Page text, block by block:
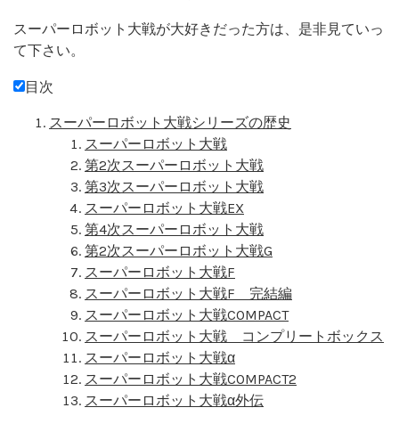
スーパーロボット大戦が大好きだった方は、是非見ていっ
て下さい。
目次
スーパーロボット大戦シリーズの歴史
スーパーロボット大戦
第2次スーパーロボット大戦
第3次スーパーロボット大戦
スーパーロボット大戦EX
第4次スーパーロボット大戦
第2次スーパーロボット大戦G
スーパーロボット大戦F
スーパーロボット大戦F 完結編
スーパーロボット大戦COMPACT
スーパーロボット大戦 コンプリートボックス
スーパーロボット大戦α
スーパーロボット大戦COMPACT2
スーパーロボット大戦α外伝